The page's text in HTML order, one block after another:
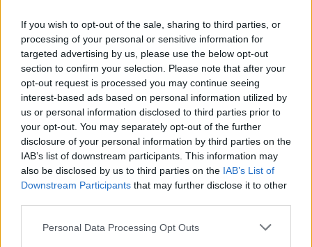
If you wish to opt-out of the sale, sharing to third parties, or
processing of your personal or sensitive information for
targeted advertising by us, please use the below opt-out
section to confirm your selection. Please note that after your
opt-out request is processed you may continue seeing
interest-based ads based on personal information utilized by
us or personal information disclosed to third parties prior to
your opt-out. You may separately opt-out of the further
disclosure of your personal information by third parties on the
IAB’s list of downstream participants. This information may
also be disclosed by us to third parties on the IAB’s List of
Downstream Participants that may further disclose it to other
Please note that this website/app uses one or more Google
Personal Data Processing Opt Outs
​Spanish actor Javier Bardem raised the Palestinian
flag during the Spain vs. Austria match at the
World Cup.
​He never misses an opportunity to speak out for
Palestine.pic.twitter.com/btlkceQ46e
— GBC (@GBC_Press)July 7, 2026
Μια στάση που κρατά εδώ και χρόνια
Η δημόσια τοποθέτηση του Χαβιέ Μπαρδέμ δεν